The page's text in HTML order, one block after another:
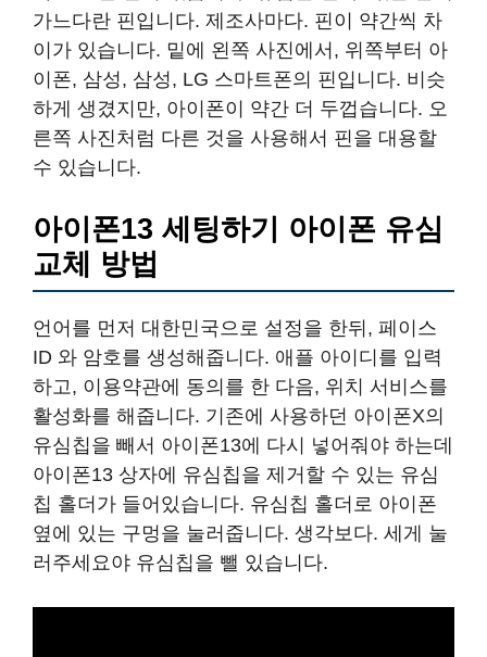
가느다란 핀입니다. 제조사마다. 핀이 약간씩 차
이가 있습니다. 밑에 왼쪽 사진에서, 위쪽부터 아
이폰, 삼성, 삼성, LG 스마트폰의 핀입니다. 비슷
하게 생겼지만, 아이폰이 약간 더 두껍습니다. 오
른쪽 사진처럼 다른 것을 사용해서 핀을 대용할
수 있습니다.
아이폰13 세팅하기 아이폰 유심
교체 방법
언어를 먼저 대한민국으로 설정을 한뒤, 페이스
ID 와 암호를 생성해줍니다. 애플 아이디를 입력
하고, 이용약관에 동의를 한 다음, 위치 서비스를
활성화를 해줍니다. 기존에 사용하던 아이폰X의
유심칩을 빼서 아이폰13에 다시 넣어줘야 하는데
아이폰13 상자에 유심칩을 제거할 수 있는 유심
칩 홀더가 들어있습니다. 유심칩 홀더로 아이폰
옆에 있는 구멍을 눌러줍니다. 생각보다. 세게 눌
러주세요야 유심칩을 뺄 있습니다.